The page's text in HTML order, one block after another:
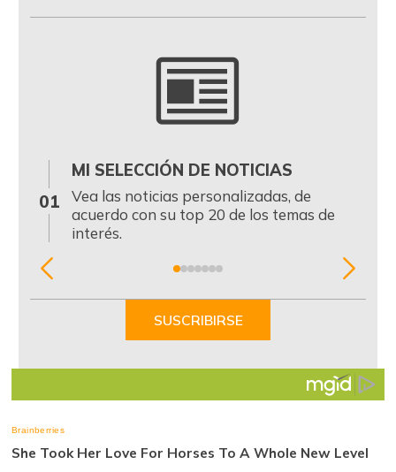
01
MI SELECCIÓN DE NOTICIAS
Vea las noticias personalizadas, de
acuerdo con su top 20 de los temas de
interés.
Item
SUSCRIBIRSE